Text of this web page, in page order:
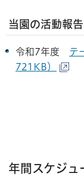
当園の活動報告
令和7年度 テ
721KB）
年間スケジュ